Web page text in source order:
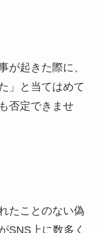
が起きた際に、
」と当てはめて
否定できませ
たことのない偽
SNS上に数多く